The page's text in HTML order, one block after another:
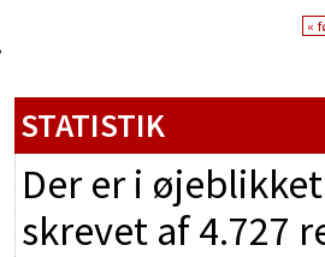
«
STATISTIK
Der er i
skrevet af 4.727